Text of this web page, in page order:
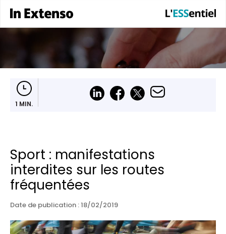
1 MIN.
Sport : manifestations
interdites sur les routes
fréquentées
Date de publication :18/02/2019